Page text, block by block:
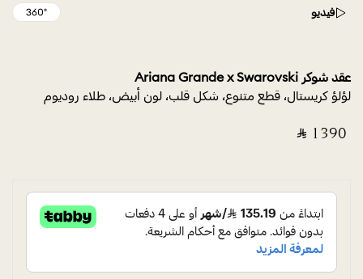
فيديو
عقد شوكر Ariana Grande x Swarovski
لؤلؤ كريستال، قطع متنوع، شكل قلب، لون أبيض، طلاء روديوم
‎ ⃁ ⁦1390⁩ ‎